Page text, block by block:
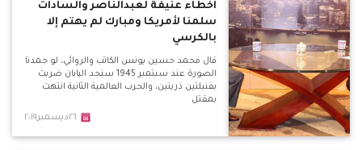
أخطاء عنيفة لعبدالناصر والسادات
سلمنا لأمريكا ومبارك لم يهتم إلا
بالكرسي
قال محمد حسين يونس الكاتب والروائي، لو جمدنا
الصورة عند سبتمبر 1945 سنجد اليابان ضربت
بقنبلتين ذريتين، والحرب العالمية الثانية انتهت
بمقتل
٢٦ديسمبر٢٠١٩